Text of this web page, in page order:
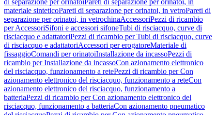
di separazione per orinatoiPareti di separazione per orinatoi, in
materiale sinteticoPareti di separazione per orinatoi, in vetroPareti di
separazione per orinatoi, in vetrochinaAccessoriPezzi di ricambio
per AccessoriSifoni e accessori sifoneTubi di risciacquo, curve di
risciacquo e adattatoriPezzi di ricambio per Tubi di risciacquo, curve
di risciacquo e adattatoriAccessori per erogatoreMateriale di
fissaggioComandi per orinatoiInstallazione da incassoPezzi di
ricambio per Installazione da incassoCon azionamento elettronico
del risciacquo, funzionamento a retePezzi di ricambio per Con
azionamento elettronico del risciacquo, funzionamento a reteCon
azionamento elettronico del risciacquo, funzionamento a
batteriaPezzi di ricambio per Con azionamento elettronico del
risciacquo, funzionamento a batteriaCon azionamento pneumatico